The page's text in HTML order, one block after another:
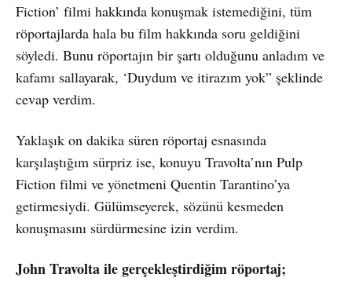
Fiction’ filmi hakkında konuşmak istemediğini, tüm
röportajlarda hala bu film hakkında soru geldiğini
söyledi. Bunu röportajın bir şartı olduğunu anladım ve
kafamı sallayarak, ‘Duydum ve itirazım yok” şeklinde
cevap verdim.
Yaklaşık on dakika süren röportaj esnasında
karşılaştığım sürpriz ise, konuyu Travolta’nın Pulp
Fiction filmi ve yönetmeni Quentin Tarantino’ya
getirmesiydi. Gülümseyerek, sözünü kesmeden
konuşmasını sürdürmesine izin verdim.
John Travolta ile gerçekleştirdiğim röportaj;